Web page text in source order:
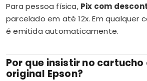
Para pessoa física, Pix com
parcelado em até 12x. Em qualquer
é emitida automaticamente.
Por que insistir no
original Epson?